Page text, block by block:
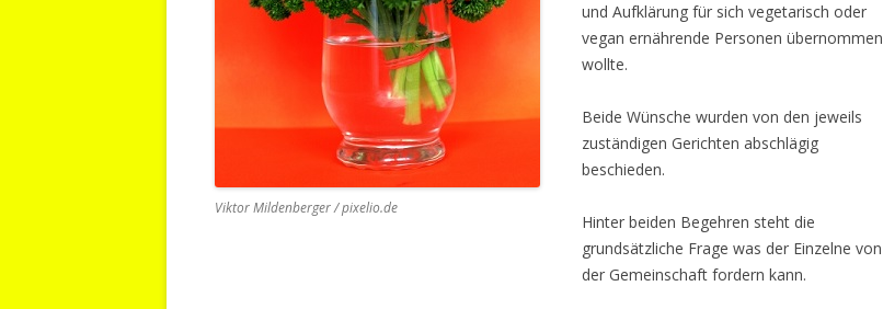
Viktor Mildenberger / pixelio.de
und Aufklärung für sich vegetarisch oder
vegan ernährende Personen übernommen
wollte.
Beide Wünsche wurden von den jeweils
zuständigen Gerichten abschlägig
beschieden.
Hinter beiden Begehren steht die
grundsätzliche Frage was der Einzelne von
der Gemeinschaft fordern kann.